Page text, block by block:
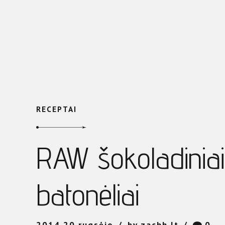
RECEPTAI
RAW
batonėliai